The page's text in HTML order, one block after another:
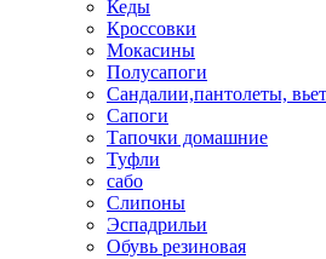
Кеды
Кроссовки
Мокасины
Полусапоги
Сандалии,пантолеты,
Сапоги
Тапочки домашние
Туфли
сабо
Слипоны
Эспадрильи
Обувь резиновая